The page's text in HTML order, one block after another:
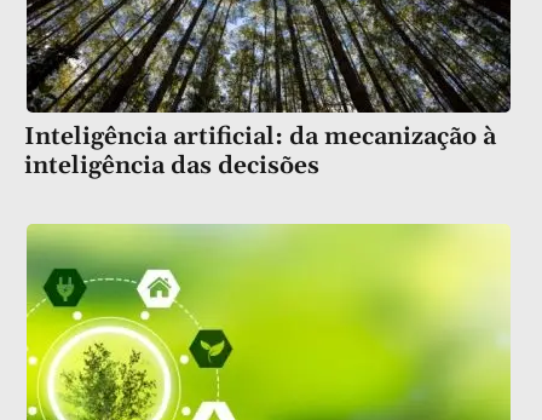
Inteligência artificial: da mecanização à
inteligência das decisões